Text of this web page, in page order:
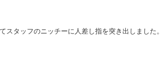
スタッフのニッチーに人差し指を突き出しました。